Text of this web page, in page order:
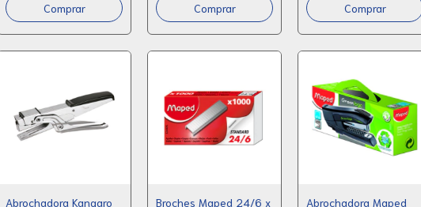
Abrochadora Kangaro
Broches Maped 24/6 x
Abrochadora Maped